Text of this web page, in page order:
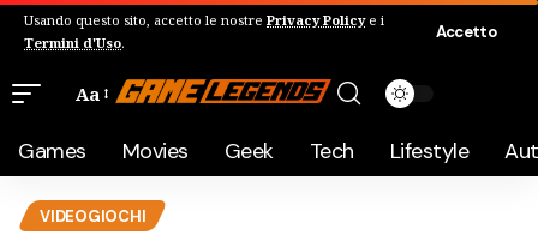
Usando questo sito, accetto le nostre Privacy Policye i
Termini d'Uso.
Accetto
Aa
Games Movies Geek Tech Lifestyle
VIDEOGIOCHI